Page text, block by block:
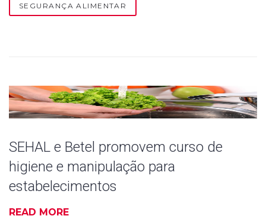
SEGURANÇA ALIMENTAR
SEHAL e Betel promovem curso de
higiene e manipulação para
estabelecimentos
READ MORE